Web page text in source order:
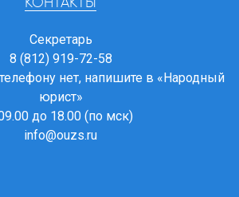
КОНТАКТЫ
Секретарь
8 (812) 919-72-58
нет, напишите в «Народный
юрист»
до 18.00 (по мск)
info@ouzs.ru